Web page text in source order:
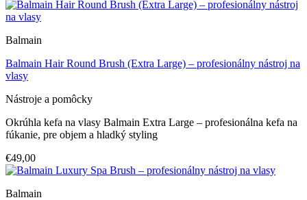
Balmain
Balmain Hair Round Brush (Extra Large) – profesionálny nástroj na
vlasy
Nástroje a pomôcky
Okrúhla kefa na vlasy Balmain Extra Large – profesionálna kefa na
fúkanie, pre objem a hladký styling
€49,00
Balmain